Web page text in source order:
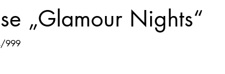
„Glamour Nights“
999